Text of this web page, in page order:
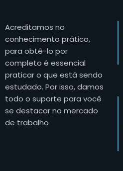
Acreditamos no
conhecimento prático,
para obtê-lo por
completo é essencial
praticar o que está sendo
estudado. Por isso, damos
todo o suporte para você
se destacar no mercado
de trabalho